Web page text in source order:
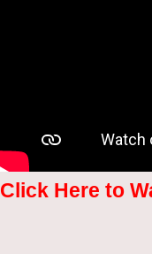
Click Here to